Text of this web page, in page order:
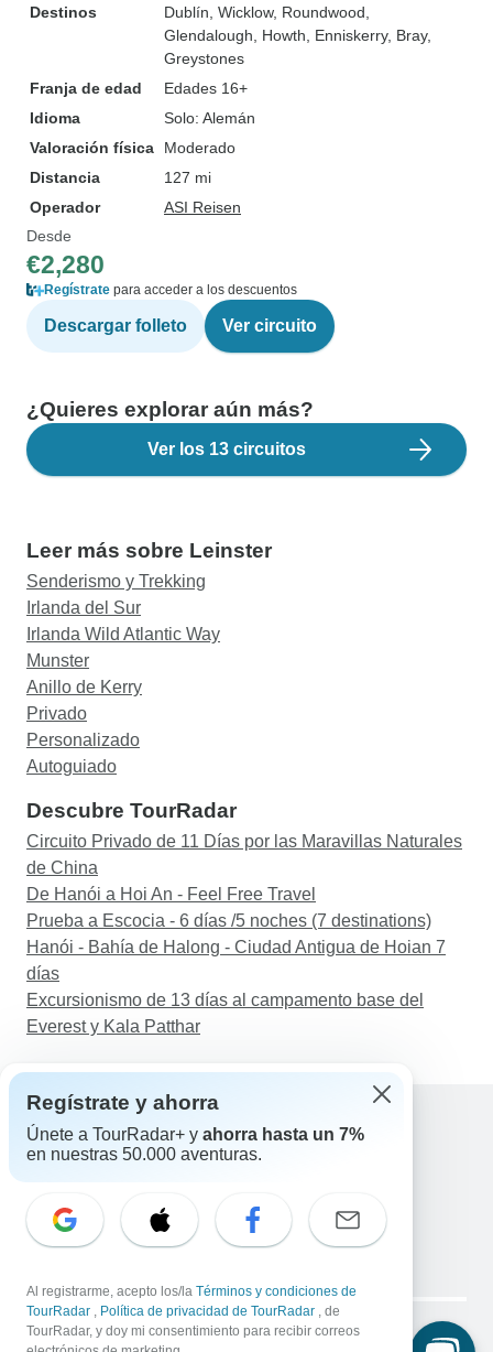
Destinos
Dublín , Wicklow, Roundwood
Glendalough , Howth , Enniskerry, Bray,
Greystones
Franja de edad
Edades 16+
Idioma
Solo: Alemán
Valoración física
Moderado
Distancia
127 mi
Operador
ASI Reisen
Desde
€2,280
Regístrate para acceder a los descuentos
Descargar folleto Ver circuito
¿Quieres explorar aún más?
Ver los 13 circuitos
Leer más sobre Leinster
Senderismo y Trekking
Irlanda del Sur
Irlanda Wild Atlantic Way
Munster
Anillo de Kerry
Privado
Personalizado
Autoguiado
Descubre TourRadar
Circuito Privado de 11 Días por las Maravillas Naturales
de China
De Hanói a Hoi An - Feel Free Travel
Prueba a Escocia - 6 días /5 noches (7 destinations)
Hanói - Bahía de Halong - Ciudad Antigua de Hoian 7
días
Excursionismo de 13 días al campamento base del
Everest y Kala Patthar
Ayuda
Correo electrónico: support@tourradar.com
Selecciona el idioma
Copyright © TourRadar. Todos los derechos reservados.
Aviso legal Política de privacidad Cookies
Regístrate y ahorra
Únete a TourRadar+ y ahorra hasta un 7%
en nuestras 50.000 aventuras.
Al registrarme, acepto los/la Términos y condiciones de
TourRadar , Política de privacidad de TourRadar , de
TourRadar, y doy mi consentimiento para recibir correos